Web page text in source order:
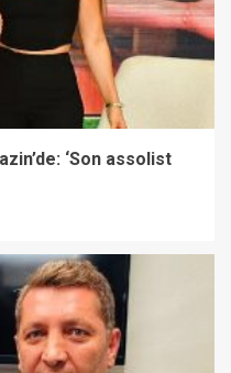
‘Son assolist